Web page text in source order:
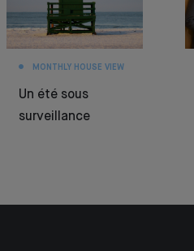
MONTHLY HOUSE VIEW
Un été sous
surveillance